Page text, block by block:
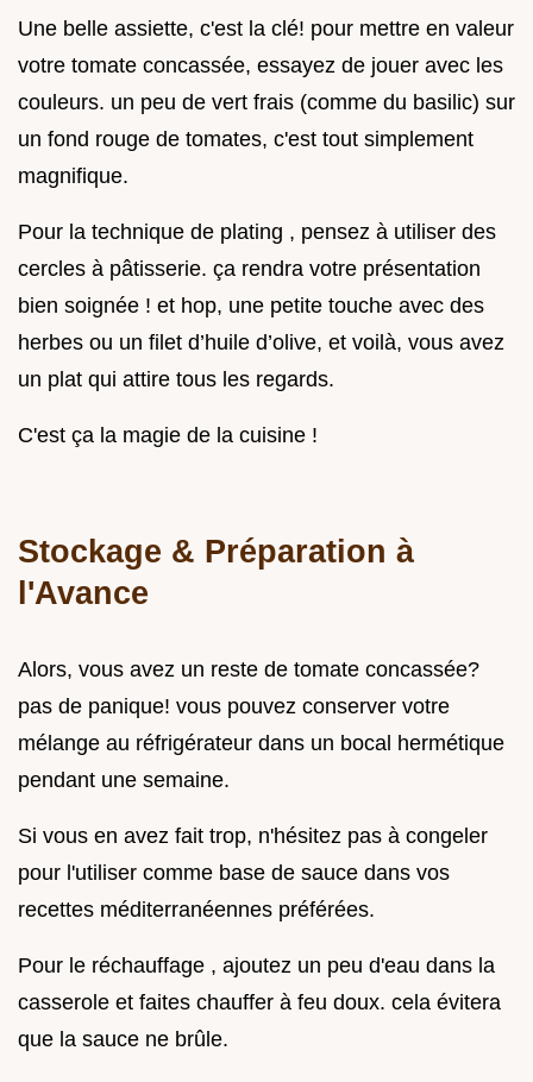
Une belle assiette, c'est la clé! pour mettre en valeur
votre tomate concassée, essayez de jouer avec les
couleurs. un peu de vert frais (comme du basilic) sur
un fond rouge de tomates, c'est tout simplement
magnifique.
Pour la technique de plating , pensez à utiliser des
cercles à pâtisserie. ça rendra votre présentation
bien soignée ! et hop, une petite touche avec des
herbes ou un filet d’huile d’olive, et voilà, vous avez
un plat qui attire tous les regards.
C'est ça la magie de la cuisine !
Stockage & Préparation à
l'Avance
Alors, vous avez un reste de tomate concassée?
pas de panique! vous pouvez conserver votre
mélange au réfrigérateur dans un bocal hermétique
pendant une semaine.
Si vous en avez fait trop, n'hésitez pas à congeler
pour l'utiliser comme base de sauce dans vos
recettes méditerranéennes préférées.
Pour le réchauffage , ajoutez un peu d'eau dans la
casserole et faites chauffer à feu doux. cela évitera
que la sauce ne brûle.